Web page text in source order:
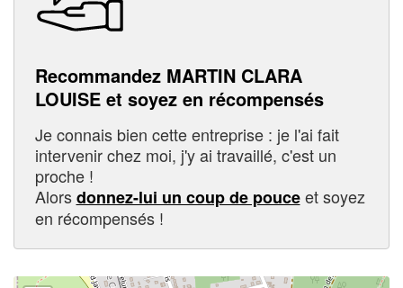
Recommandez MARTIN CLARA
LOUISE et soyez en récompensés
Je connais bien cette entreprise : je l'ai fait
intervenir chez moi, j'y ai travaillé, c'est un
proche !
Alorsdonnez-lui un coup de pouceet soyez
en récompensés !